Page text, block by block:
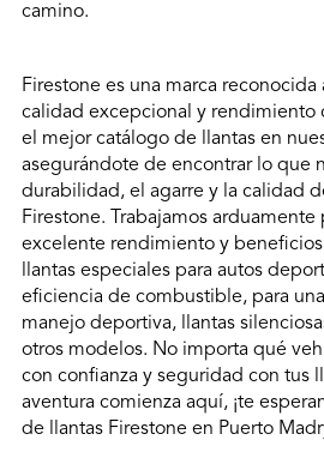
camino.
Firestone es una marca
calidad excepcional y rendimiento
el mejor catálogo de llantas en
asegurándote de encontrar lo que
durabilidad, el agarre y la calidad
Firestone. Trabajamos arduamente
excelente rendimiento y
llantas especiales para autos
eficiencia de combustible, para
manejo deportiva, llantas
otros modelos. No importa qué
con confianza y seguridad con tus
aventura comienza aquí, ¡te
de llantas Firestone en Puerto